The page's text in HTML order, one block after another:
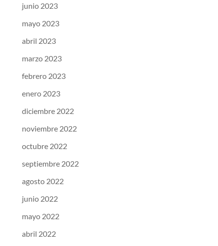
junio 2023
mayo 2023
abril 2023
marzo 2023
febrero 2023
enero 2023
diciembre 2022
noviembre 2022
octubre 2022
septiembre 2022
agosto 2022
junio 2022
mayo 2022
abril 2022